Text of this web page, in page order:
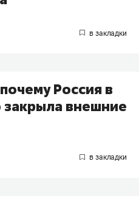
Россия в
внешние